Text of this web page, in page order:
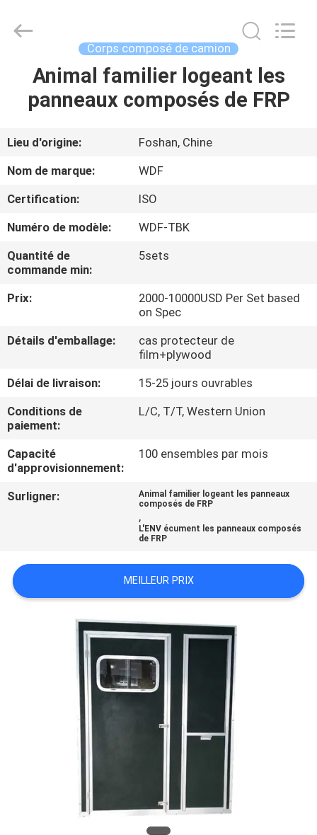
MAISON
AU
SUJET
NOUS
D'USINE
CONTRÔLE
DE
QUALITÉ
CONTACTEZ-
NOUS
CAS
PLAN
POLITIQUE
CONFIDENTIALITÉ
Ltd..
Corps composé de camion
Animal familier logeant les
panneaux composés de FRP
Lieu d'origine:
Foshan, Chine
Nom de marque:
WDF
Certification:
ISO
Numéro de modèle:
WDF-TBK
Quantité de
commande min:
5sets
Prix:
2000-10000USD Per Set based
on Spec
Détails d'emballage:
cas protecteur de
film+plywood
Délai de livraison:
15-25 jours ouvrables
Conditions de
paiement:
L/C, T/T, Western Union
Capacité
d'approvisionnement:
100 ensembles par mois
Surligner:
Animal familier logeant les panneaux
composés de FRP
,
L'ENV écument les panneaux composés
de FRP
MEILLEUR PRIX